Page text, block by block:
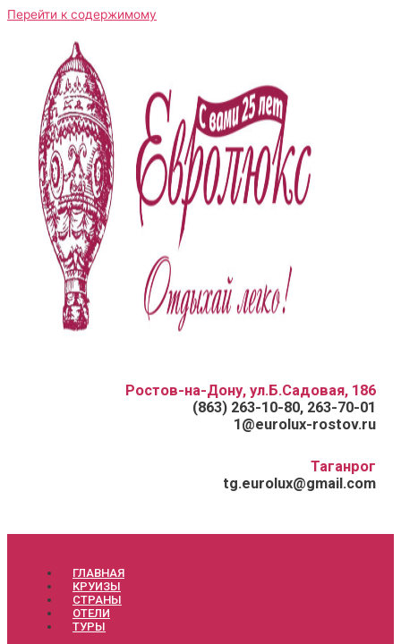
Перейти к содержимому
Ростов-на-Дону, ул.Б.Садовая, 186
(863) 263-10-80, 263-70-01
1@eurolux-rostov.ru
Таганрог
tg.eurolux@gmail.com
ГЛАВНАЯ
КРУИЗЫ
СТРАНЫ
ОТЕЛИ
ТУРЫ